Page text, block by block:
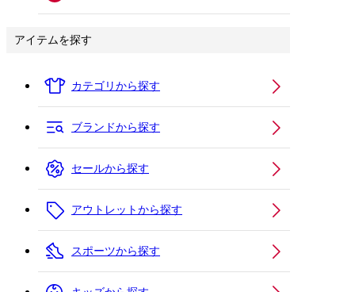
アイテムを探す
カテゴリから探す
ブランドから探す
セールから探す
アウトレットから探す
スポーツから探す